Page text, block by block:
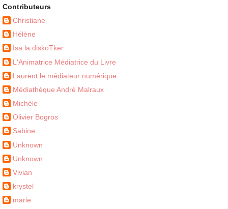
Contributeurs
Christiane
Hélène
Isa la diskoTker
L'Animatrice Médiatrice du Livre
Laurent le médiateur numérique
Médiathèque André Malraux
Michèle
Olivier Bogros
Sabine
Unknown
Unknown
Vivian
krystel
marie